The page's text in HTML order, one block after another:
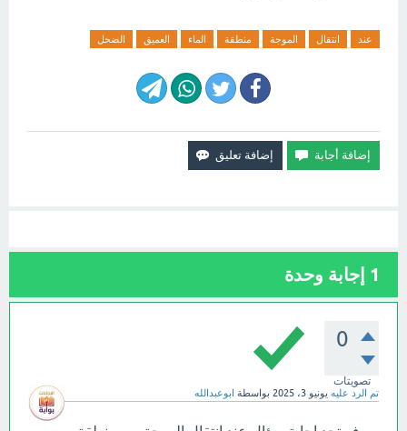
عند انتقال الموجة منطقة الماء العميق الضحل
1 إجابة وحدة
0
تصويتات
تم الرد عليه يونيو 3، 2025 بواسطة ابوعبدالله